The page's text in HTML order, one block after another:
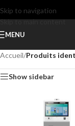
Skip to navigation
Skip to main content
MENU
Accueil/Produits
Show sidebar